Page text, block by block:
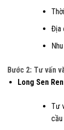
Địa
Bước 2: Tư vấn
Long Sen
Tư
cầu